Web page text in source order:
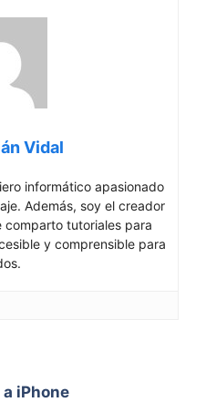
Vidal
informático apasionado
Además, soy el creador
tutoriales para
y comprensible para
iPhone